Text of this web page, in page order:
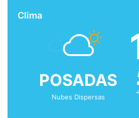
Clima
POSADAS
Nubes Dispersas